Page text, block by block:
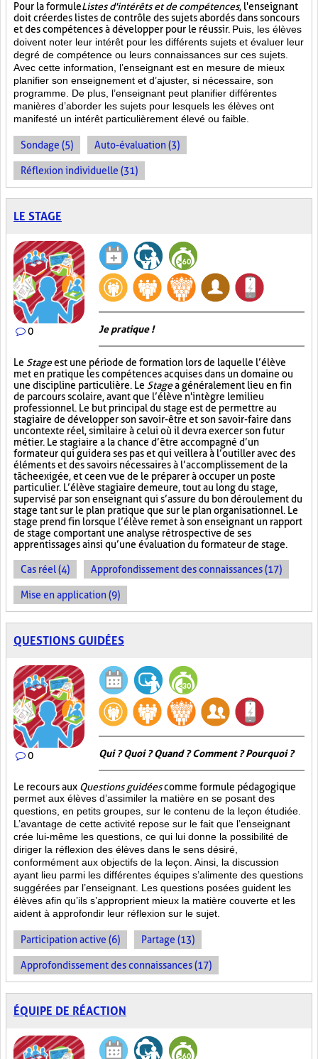
Pour la formuleListes d'intérêts et de compétences, l'enseignant
doit créer des listes de contrôle des sujets abordés dans son cours
et des compétences à développer pour le réussir. Puis, les élèves
doivent noter leur intérêt pour les différents sujets et évaluer leur
degré de compétence ou leurs connaissances sur ces sujets.
Avec cette information, l’enseignant est en mesure de mieux
planifier son enseignement et d’ajuster, si nécessaire, son
programme. De plus, l’enseignant peut planifier différentes
manières d’aborder les sujets pour lesquels les élèves ont
manifesté un intérêt particulièrement élevé ou faible.
Sondage (5) Auto-évaluation (3)
Réflexion individuelle (31)
LE STAGE
0 Je pratique !
Le Stageest une période de formation lors de laquelle l’élève
met en pratique les compétences acquises dans un domaine ou
une discipline particulière. Le Stagea généralement lieu en fin
de parcours scolaire, avant que l’élève n'intègre le milieu
professionnel. Le but principal du stage est de permettre au
stagiaire de développer son savoir-être et son savoir-faire dans
un contexte réel, similaire à celui où il devra exercer son futur
métier. Le stagiaire a la chance d’être accompagné d’un
formateur qui guidera ses pas et qui veillera à l’outiller avec des
éléments et des savoirs nécessaires à l’accomplissement de la
tâche exigée, et ce en vue de le préparer à occuper un poste
particulier. L’élève stagiaire demeure, tout au long du stage,
supervisé par son enseignant qui s’assure du bon déroulement du
stage tant sur le plan pratique que sur le plan organisationnel. Le
stage prend fin lorsque l’élève remet à son enseignant un rapport
de stage comportant une analyse rétrospective de ses
apprentissages ainsi qu’une évaluation du formateur de stage.
Cas réel (4) Approfondissement des connaissances (17)
Mise en application (9)
QUESTIONS GUIDÉES
0 Qui ? Quoi ? Quand ? Comment ? Pourquoi ?
Le recours aux Questions guidéescomme formule pédagogique
permet aux élèves d’assimiler la matière en se posant des
questions, en petits groupes, sur le contenu de la leçon étudiée.
L’avantage de cette activité repose sur le fait que l’enseignant
crée lui-même les questions, ce qui lui donne la possibilité de
diriger la réflexion des élèves dans le sens désiré,
conformément aux objectifs de la leçon. Ainsi, la discussion
ayant lieu parmi les différentes équipes s’alimente des questions
suggérées par l’enseignant. Les questions posées guident les
élèves afin qu’ils s’approprient mieux la matière couverte et les
aident à approfondir leur réflexion sur le sujet.
Participation active (6) Partage (13)
Approfondissement des connaissances (17)
ÉQUIPE DE RÉACTION